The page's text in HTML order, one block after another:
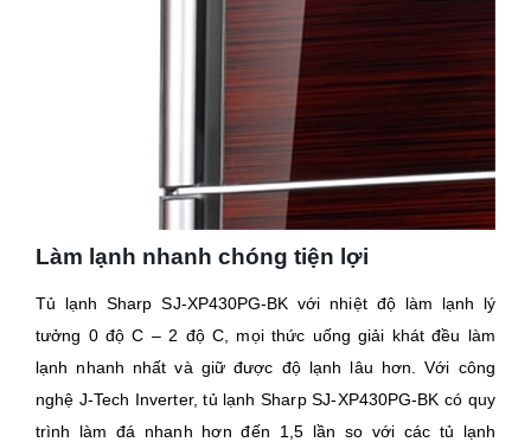
Làm lạnh nhanh chóng tiện lợi
Tủ lạnh Sharp SJ-XP430PG-BK với nhiệt độ làm lạnh lý
tưởng 0 độ C – 2 độ C, mọi thức uống giải khát đều làm
lạnh nhanh nhất và giữ được độ lạnh lâu hơn. Với công
nghệ J-Tech Inverter, tủ lạnh Sharp SJ-XP430PG-BK có quy
trình làm đá nhanh hơn đến 1,5 lần so với các tủ lạnh